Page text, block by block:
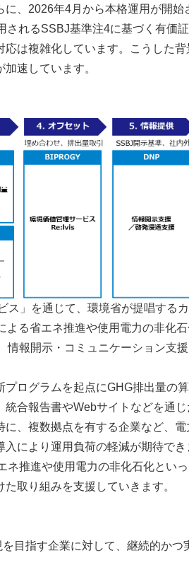
、2026年4月から本格運用が開始
されるSSBJ基準注4に基づく有価
は複雑化しています。こうした
速しています。
ビス」を通じて、環境省が提唱する
る省エネ推進や使用電力の非化
報開示・コミュニケーション支
ログラムを起点にGHG排出量の
合報告書やWebサイトなどを通
、複数拠点を有する企業など、
により運用負荷の軽減が期待でき
ネ推進や使用電力の非化石化とい
取り組みを支援していきます。
目指す企業に対して、継続的かつ